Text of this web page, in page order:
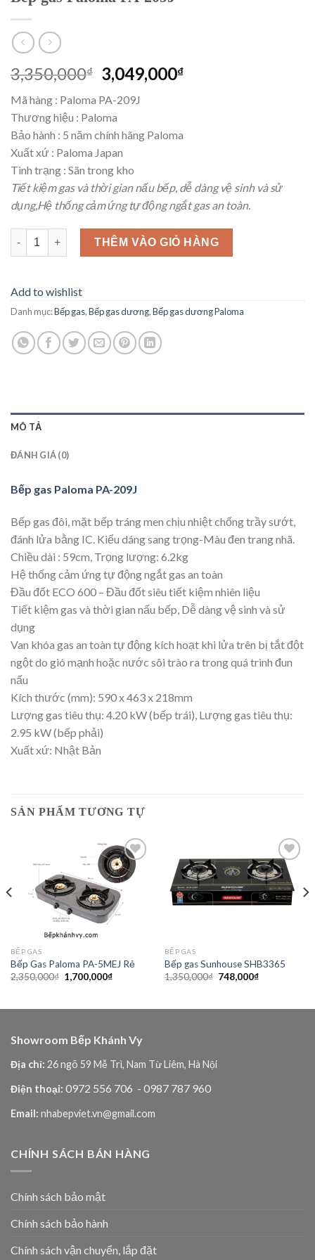
3,350,000₫ Giá
gốc
là:
3,350,000₫.
3,049,000₫Giá
Mã hàng : Paloma PA-209J
Thương hiệu : Paloma
Bảo hành : 5 năm chính hãng Paloma
Xuất xứ : Paloma Japan
Tình trạng : Sãn trong kho
Tiết kiệm gas và thời gian nấu bếp, dễ dàng vệ sinh và sử
dụng,Hệ thống cảm ứng tự động ngắt gas an toàn.
Bếp gas Paloma PA-209J số lượng
THÊM VÀO GIỎ HÀNG
Add to wishlist
Danh mục:Bếp gas,Bếp gas dương,Bếp gas dương Paloma
MÔ TẢ
ĐÁNH GIÁ (0)
Bếp gas Paloma PA-209J
Bếp gas đôi, mặt bếp tráng men chịu nhiệt chống trầy sướt,
đánh lửa bằng IC. Kiểu dáng sang trọng-Màu đen trang nhã.
Chiều dài : 59cm, Trọng lượng: 6.2kg
Hệ thống cảm ứng tự động ngắt gas an toàn
Đầu đốt ECO 600 – Đầu đốt siêu tiết kiệm nhiên liệu
Tiết kiệm gas và thời gian nấu bếp, Dễ dàng vệ sinh và sử
dụng
Van khóa gas an toàn tự động kích hoạt khi lửa trên bị tắt đột
ngột do gió mạnh hoặc nước sôi trào ra trong quá trình đun
nấu
Kích thước (mm): 590 x 463 x 218mm
Lượng gas tiêu thụ: 4.20 kW (bếp trái), Lượng gas tiêu thụ:
2.95 kW (bếp phải)
Xuất xứ: Nhật Bản
SẢN PHẨM TƯƠNG TỰ
Add to
wishlist
BẾP GAS
Bếp Gas Paloma PA-5MEJ Rẻ
2,350,000₫ Giá
gốc
1,700,000₫Giá
1,700,000₫.
Add to
wishlist
BẾP GAS
Bếp gas Sunhouse SHB3365
1,350,000₫ Giá
748,000₫Giá
748,000₫.
Showroom Bếp Khánh Vy
Địa chỉ: 26 ngõ 59 Mễ Trì, Nam Từ Liêm, Hà Nội
Điện thoại: 0972 556 706 - 0987 787 960
Email: nhabepviet.vn@gmail.com
CHÍNH SÁCH BÁN HÀNG
Chính sách bảo mật
Chính sách bảo hành
Chính sách vận chuyển, lắp đặt